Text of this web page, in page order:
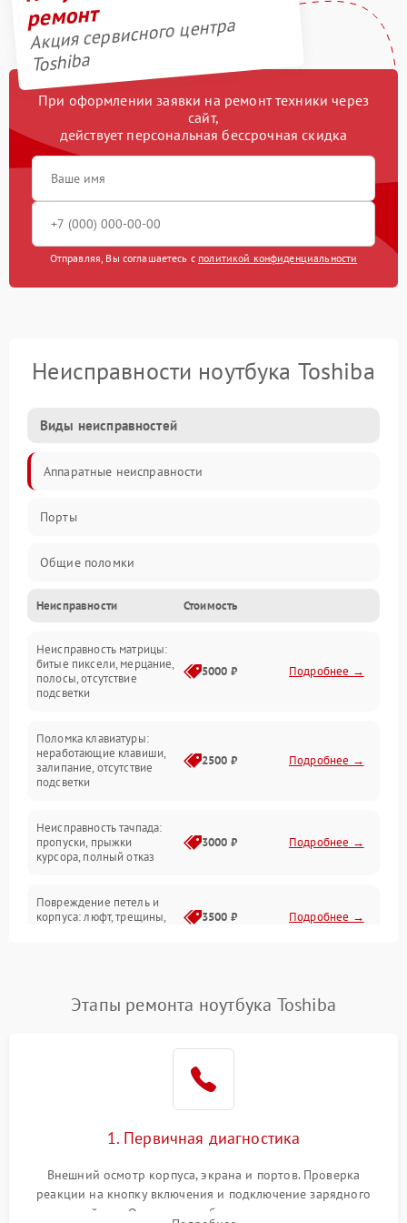
ремонт
Акция сервисного центра
Toshiba
При оформлении заявки на ремонт техники через
сайт,
действует персональная бессрочная скидка
Отправляя, Вы соглашаетесь с политикой конфиденциальности
Неисправности ноутбука Toshiba
Виды неисправностей
Аппаратные неисправности
Порты
Общие поломки
Устройства
Программные ошибки
Электрические и системные сбои
Интерфейсные проблемы
Батарея
Сеть и интернет
Неисправности Стоимость
Неисправность матрицы:
битые пиксели, мерцание,
полосы, отсутствие
подсветки
5000 ₽ Подробнее →
Поломка клавиатуры:
неработающие клавиши,
залипание, отсутствие
подсветки
2500 ₽ Подробнее →
Неисправность тачпада:
пропуски, прыжки
курсора, полный отказ
3000 ₽ Подробнее →
Повреждение петель и
корпуса: люфт, трещины,
3500 ₽ Подробнее →
невозможность зарядки,
2500 ₽ Подробнее →
2000 ₽
Перегрев из‑за пыли,
неисправности кулера
Выход из строя SSD или
Этапы ремонта ноутбука Toshiba
1. Первичная диагностика
Внешний осмотр корпуса, экрана и портов. Проверка
реакции на кнопку включения и подключение зарядного
устройства. Оценка потребления тока с помощью